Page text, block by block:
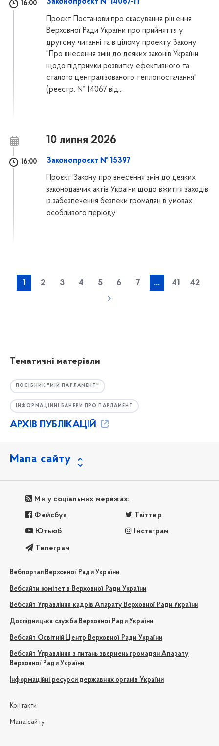
16:00 Законопроєкт № 14067-П
Проєкт Постанови про скасування рішення
Верховної Ради України про прийняття у
другому читанні та в цілому проекту Закону
"Про внесення змін до деяких законів України
щодо підтримки розвитку ефективного та
сталого централізованого теплопостачання"
(реєстр. № 14067 від...
10 липня 2026
16:00 Законопроєкт № 15397
Проєкт Закону про внесення змін до деяких
законодавчих актів України щодо вжиття заходів
із забезпечення безпеки громадян в умовах
особливого періоду
1 2 3 4 5 6 7 ... 41 42
Тематичні матеріали
ПОСІБНИК "МІЙ ПАРЛАМЕНТ"
ІНФОРМАЦІЙНІ БАНЕРИ ПРО ПАРЛАМЕНТ
АРХІВ ПУБЛІКАЦІЙ
Мапа сайту
Ми у соціальних мережах:
Фейсбук Твіттер
Ютьюб Інстаграм
Телеграм
Вебпортал Верховної Ради України
Вебсайти комітетів Верховної Ради України
Вебсайт Управління кадрів Апарату Верховної Ради України
Дослідницька служба Верховної Ради України
Вебсайт Освітній Центр Верховної Ради України
Вебсайт Управління з питань звернень громадян Апарату
Верховної Ради України
Інформаційні ресурси державних органів України
Контакти
Мапа сайту